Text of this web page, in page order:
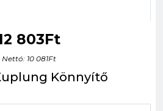
803Ft
Nettó: 10 081Ft
Könnyítő